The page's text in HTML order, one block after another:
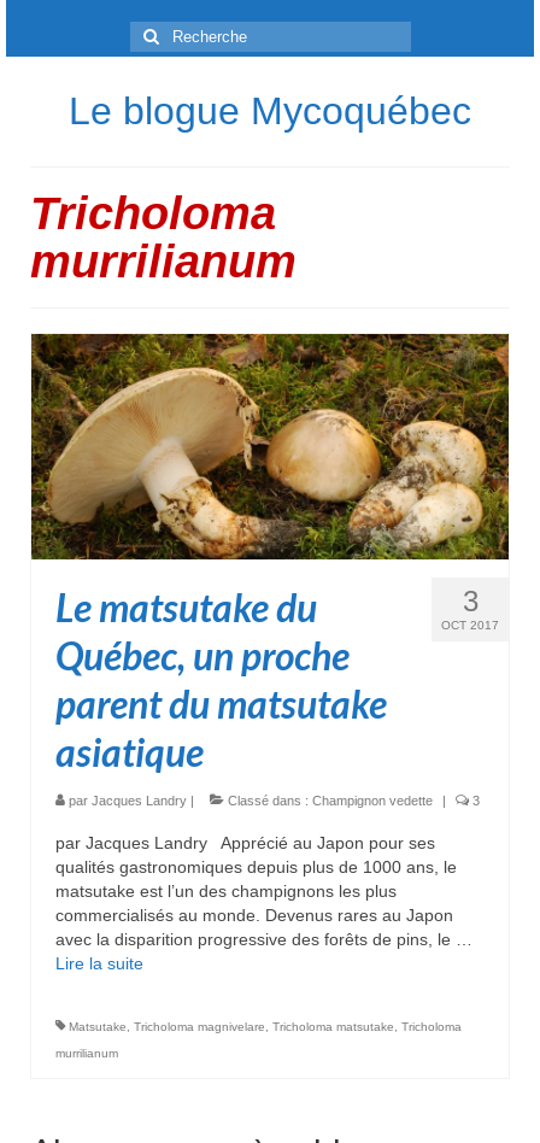
Rechercher
:
Le blogue Mycoquébec
Tricholoma
murrilianum
3
OCT 2017
Le matsutake du
Québec, un proche
parent du matsutake
asiatique
par Jacques Landry Classé dans : Champignon vedette 3
par Jacques Landry Apprécié au Japon pour ses
qualités gastronomiques depuis plus de 1000 ans, le
matsutake est l’un des champignons les plus
commercialisés au monde. Devenus rares au Japon
avec la disparition progressive des forêts de pins, le …
Lire la suite­­
Matsutake, Tricholoma magnivelare, Tricholoma matsutake, Tricholoma
murrilianum